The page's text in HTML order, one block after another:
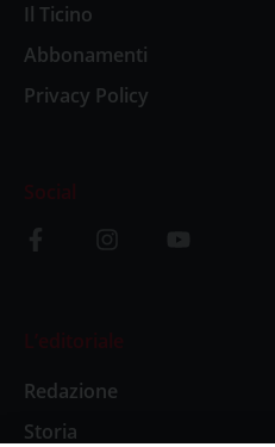
Il Ticino
Abbonamenti
Privacy Policy
Social
L’editoriale
Redazione
Storia